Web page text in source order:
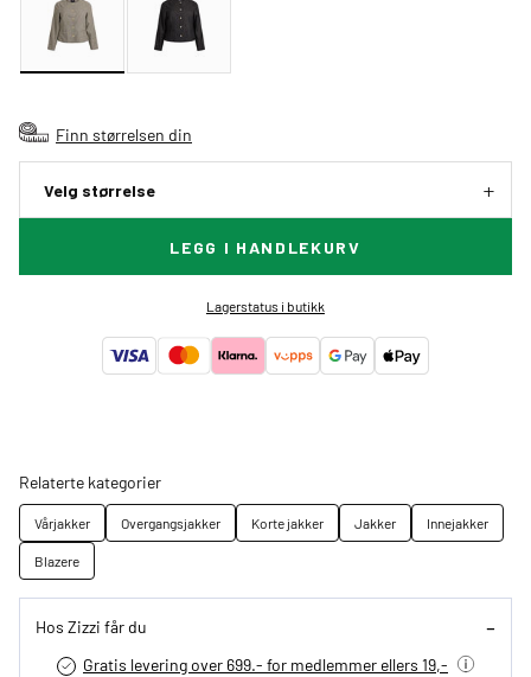
Finn størrelsen din
Velg størrelse
LEGG I HANDLEKURV
Lagerstatus i butikk
Relaterte kategorier
Vårjakker Overgangsjakker Korte jakker Jakker
Innejakker
Blazere
Hos Zizzi får du
Gratis levering over 699.- for medlemmer ellers 19,-